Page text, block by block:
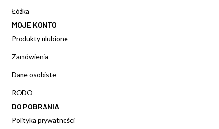
Łóżka
MOJE KONTO
Produkty ulubione
Zamówienia
Dane osobiste
RODO
DO POBRANIA
Polityka prywatności